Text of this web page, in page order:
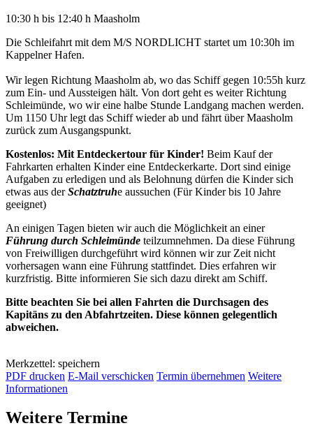
10:30 h bis 12:40 h Maasholm
Die Schleifahrt mit dem M/S NORDLICHT startet um 10:30h im
Kappelner Hafen.
Wir legen Richtung Maasholm ab, wo das Schiff gegen 10:55h kurz
zum Ein- und Aussteigen hält. Von dort geht es weiter Richtung
Schleimünde, wo wir eine halbe Stunde Landgang machen werden.
Um 1150 Uhr legt das Schiff wieder ab und fährt über Maasholm
zurück zum Ausgangspunkt.
Kostenlos: Mit Entdeckertour für Kinder! Beim Kauf der
Fahrkarten erhalten Kinder eine Entdeckerkarte. Dort sind einige
Aufgaben zu erledigen und als Belohnung dürfen die Kinder sich
etwas aus derSchatztruhe aussuchen (Für Kinder bis 10 Jahre
geeignet)
An einigen Tagen bieten wir auch die Möglichkeit an einer
Führung durch Schleimünde teilzumnehmen. Da diese Führung
von Freiwilligen durchgeführt wird können wir zur Zeit nicht
vorhersagen wann eine Führung stattfindet. Dies erfahren wir
kurzfristig. Bitte informieren Sie sich dazu direkt am Schiff.
Bitte beachten Sie bei allen Fahrten die Durchsagen des
Kapitäns zu den Abfahrtzeiten. Diese können gelegentlich
abweichen.
Merkzettel: speichern
PDF drucken E-Mail verschicken Termin übernehmen Weitere
Informationen
Weitere Termine